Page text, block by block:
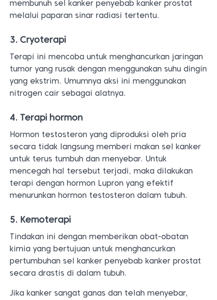
membunuh sel kanker penyebab kanker prostat
melalui paparan sinar radiasi tertentu.
3. Cryoterapi
Terapi ini mencoba untuk menghancurkan jaringan
tumor yang rusak dengan menggunakan suhu dingin
yang ekstrim. Umumnya aksi ini menggunakan
nitrogen cair sebagai alatnya.
4. Terapi hormon
Hormon testosteron yang diproduksi oleh pria
secara tidak langsung memberi makan sel kanker
untuk terus tumbuh dan menyebar. Untuk
mencegah hal tersebut terjadi, maka dilakukan
terapi dengan hormon Lupron yang efektif
menurunkan hormon testosteron dalam tubuh.
5. Kemoterapi
Tindakan ini dengan memberikan obat-obatan
kimia yang bertujuan untuk menghancurkan
pertumbuhan sel kanker penyebab kanker prostat
secara drastis di dalam tubuh.
Jika kanker sangat ganas dan telah menyebar,